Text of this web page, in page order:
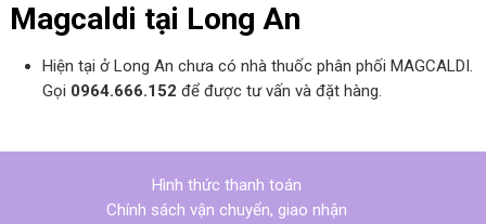
Magcaldi tại Long An
Hiện tại ở Long An chưa có nhà thuốc phân phối MAGCALDI.
Gọi 0964.666.152 để được tư vấn và đặt hàng.
Hình thức thanh toán
Chính sách vận chuyển, giao nhận